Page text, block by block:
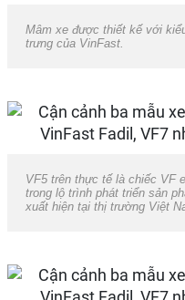
Mâm xe được thiết kế với
trưng của VinFast.
VF5 trên thực tế là chiếc VF
trong lộ trình phát triển sản
xuất hiện tại thị trường Việt